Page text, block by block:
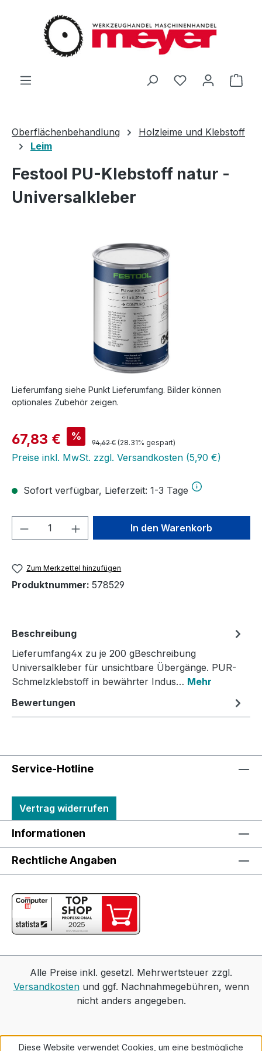
Zum Hauptinhalt springen
Du hast 0
Oberflächenbehandlung
Holzleime und Klebstoff
Leim
Festool PU-Klebstoff natur -
Universalkleber
Bildergalerie überspringen
Lieferumfang siehe Punkt Lieferumfang. Bilder können
optionales Zubehör zeigen.
Verkaufspreis:
67,83 € % Regulärer Preis:
94,62 € (28.31% gespart)
Preise inkl. MwSt. zzgl. Versandkosten (5,90 €)
Sofort verfügbar, Lieferzeit: 1-3 Tage
Produkt Anzahl: Gib denIn den Warenkorb
Zum Merkzettel hinzufügen
Produktnummer: 578529
Beschreibung
Lieferumfang4x zu je 200 gBeschreibung
Universalkleber für unsichtbare Übergänge. PUR-
Schmelzklebstoff in bewährter Indus… Mehr
Bewertungen
Service-Hotline
Vertrag widerrufen
Informationen
Rechtliche Angaben
Alle Preise inkl. gesetzl. Mehrwertsteuer zzgl.
Versandkostenund ggf. Nachnahmegebühren, wenn
nicht anders angegeben.
Diese Website verwendet Cookies, um eine bestmögliche